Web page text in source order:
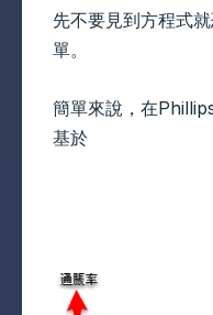
先不要見到方程式
單。
簡單來說，在
基於